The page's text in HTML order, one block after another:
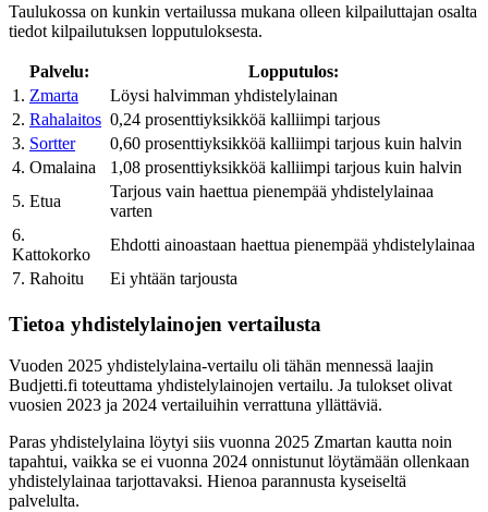
Taulukossa on kunkin vertailussa mukana olleen kilpailuttajan osalta
tiedot kilpailutuksen lopputuloksesta.
Palvelu:
Lopputulos:
1. Zmarta
Löysi halvimman yhdistelylainan
2. Rahalaitos 0,24 prosenttiyksikköä kalliimpi tarjous
3. Sortter
0,60 prosenttiyksikköä kalliimpi tarjous kuin halvin
4. Omalaina
1,08 prosenttiyksikköä kalliimpi tarjous kuin halvin
5. Etua
Tarjous vain haettua pienempää yhdistelylainaa
varten
6.
Kattokorko
Ehdotti ainoastaan haettua pienempää yhdistelylainaa
7. Rahoitu
Ei yhtään tarjousta
Tietoa yhdistelylainojen vertailusta
Vuoden 2025 yhdistelylaina-vertailu oli tähän mennessä laajin
Budjetti.fi toteuttama yhdistelylainojen vertailu. Ja tulokset olivat
vuosien 2023 ja 2024 vertailuihin verrattuna yllättäviä.
Paras yhdistelylaina löytyi siis vuonna 2025 Zmartan kautta noin
tapahtui, vaikka se ei vuonna 2024 onnistunut löytämään ollenkaan
yhdistelylainaa tarjottavaksi. Hienoa parannusta kyseiseltä
palvelulta.